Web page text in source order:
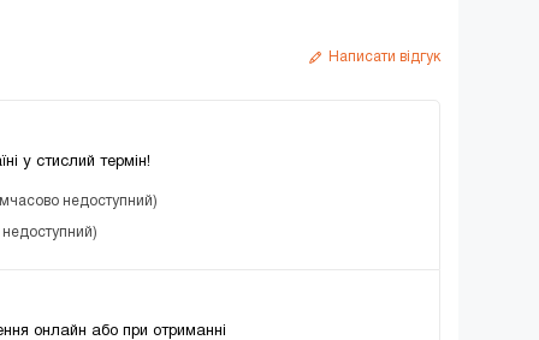
Написати відгук
у стислий термін!
недоступний)
недоступний)
онлайн або при отриманні